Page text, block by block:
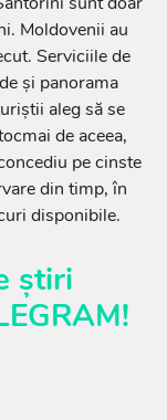
Moldovenii au
Serviciile de
și panorama
aleg să se
de aceea,
pe cinste
din timp, în
disponibile.
știri
!